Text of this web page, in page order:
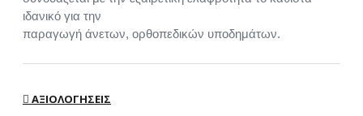
ιδανικό για την
παραγωγή άνετων, ορθοπεδικών υποδημάτων.
ΑΞΙΟΛΟΓΉΣΕΙΣ